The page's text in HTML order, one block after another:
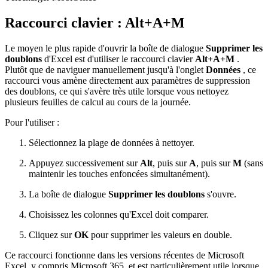
Raccourci clavier : Alt+A+M
Le moyen le plus rapide d'ouvrir la boîte de dialogue Supprimer les
doublons d'Excel est d'utiliser le raccourci clavier Alt+A+M .
Plutôt que de naviguer manuellement jusqu'à l'onglet Données , ce
raccourci vous amène directement aux paramètres de suppression
des doublons, ce qui s'avère très utile lorsque vous nettoyez
plusieurs feuilles de calcul au cours de la journée.
Pour l'utiliser :
Sélectionnez la plage de données à nettoyer.
Appuyez successivement sur Alt, puis sur A, puis surM (sans
maintenir les touches enfoncées simultanément).
La boîte de dialogue Supprimer les doublons s'ouvre.
Choisissez les colonnes qu'Excel doit comparer.
Cliquez surOK pour supprimer les valeurs en double.
Ce raccourci fonctionne dans les versions récentes de Microsoft
Excel, y compris Microsoft 365, et est particulièrement utile lorsque